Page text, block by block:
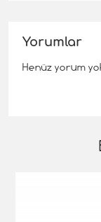
Yorumlar
Henüz yorum